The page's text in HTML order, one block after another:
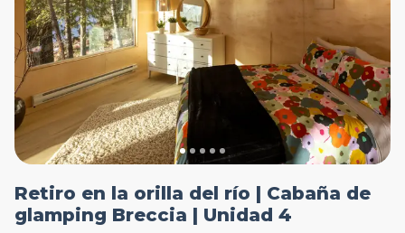
Retiro en la orilla del río | Cabaña de
glamping Breccia | Unidad 4